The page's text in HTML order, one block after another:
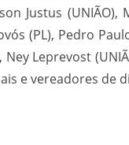
Justus (UNIÃO),
(PL), Pedro
Leprevost
e vereadores de